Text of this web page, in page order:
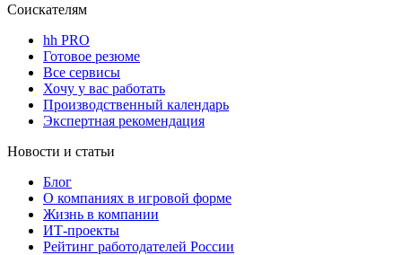
Соискателям
hh PRO
Готовое резюме
Все сервисы
Хочу у вас работать
Производственный календарь
Экспертная рекомендация
Новости и статьи
Блог
О компаниях в игровой форме
Жизнь в компании
ИТ-проекты
Рейтинг работодателей России